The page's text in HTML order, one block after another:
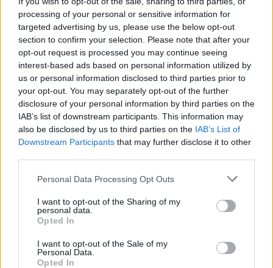
processing of your personal or sensitive information for
targeted advertising by us, please use the below opt-out
section to confirm your selection. Please note that after your
opt-out request is processed you may continue seeing
interest-based ads based on personal information utilized by
us or personal information disclosed to third parties prior to
your opt-out. You may separately opt-out of the further
disclosure of your personal information by third parties on the
IAB’s list of downstream participants. This information may
also be disclosed by us to third parties on the IAB’s List of
Downstream Participants that may further disclose it to other
Please note that this website/app uses one or more Google
not limited to your visit or usage behaviour. You may click to
grant or deny consent to Google and its third-party tags to
use your data for below specified purposes in below Google
consent section.
Personal Data Processing Opt Outs
I want to opt-out of the Sharing of my
personal data.
Opted In
I want to opt-out of the Sale of my
Personal Data.
Opted In
TEMI: Comune Golfo Aranci Mario Mulas
Inviaci le tue segnalazioni,
i tuoi video e le tue foto
Su WhatsApp al numero +39
345 356 7512
Notizie in tempo reale?
Ricevi le nostre ultime news